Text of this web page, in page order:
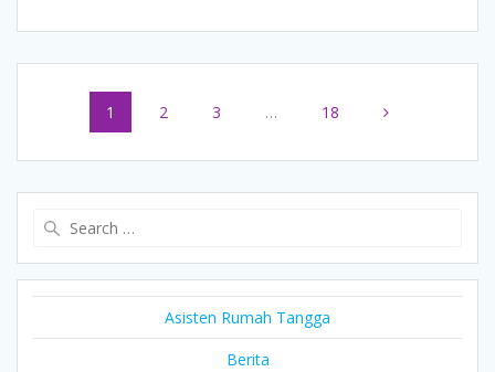
navigation
Page
1 Page
2 Page
3 … Page
18
Asisten Rumah Tangga
Berita